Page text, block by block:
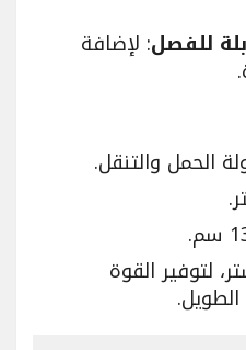
للفصل: لإضافة
الحمل والتنقل.
لتوفير القوة